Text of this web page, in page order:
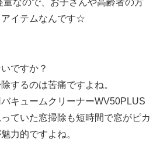
量なので、お子さんや高齢者の方
イテムなんです☆
ですか？
するのは苦痛ですよね。
キュームクリーナーWV50PLUS
ていた窓掃除も短時間で窓がピカ
力的ですよね。